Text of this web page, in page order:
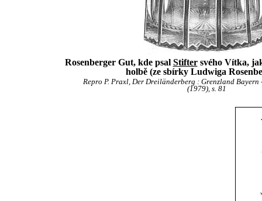
Rosenberger Gut, kde psal Stiftersvého Vítka,
holbě (ze sbírky Ludwiga
Repro P. Praxl, Der Dreiländerberg : Grenzland Bayern
(1979), s. 81